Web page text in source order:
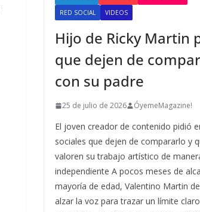
RED SOCIAL
VIDEOS
Hijo de Ricky Martin
que dejen de
con su padre
25 de julio de 2026 ÓyemeMagazine!
El joven creador de contenido pidió
sociales que dejen de compararlo y
valoren su trabajo artístico de
independiente A pocos meses de
mayoría de edad, Valentino Martin
alzar la voz para trazar un límite